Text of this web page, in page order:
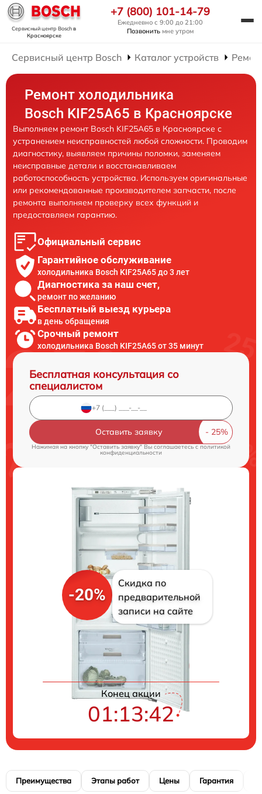
Сервисный центр Boschв
Красноярске
+7 (800) 101-14-79
Ежедневно с 9:00 до 21:00
Позвонить мне утром
Сервисный центр Bosch Каталог устройств
Ремонт холодильника
Bosch KIF25A65 в Красноярске
Выполняем ремонт Bosch KIF25A65 в Красноярске с
устранением неисправностей любой сложности. Проводим
диагностику, выявляем причины поломки, заменяем
неисправные детали и восстанавливаем
работоспособность устройства. Используем оригинальные
или рекомендованные производителем запчасти, после
ремонта выполняем проверку всех функций и
предоставляем гарантию.
Официальный сервис
Гарантийное обслуживание
холодильника Bosch KIF25A65 до 3 лет
Диагностика за наш счет,
ремонт по желанию
Бесплатный выезд курьера
в день обращения
Срочный ремонт
холодильника Bosch KIF25A65 от 35 минут
Бесплатная консультация со
специалистом
Оставить заявку
Нажимая на кнопку "Оставить заявку" Вы соглашаетесь cполитикой
конфиденциальности
-20%
Скидка по
предварительной
записи на сайте
Цены на ремонт
Конец акции
01:13:41
Преимущества Этапы работ Цены Гарантия